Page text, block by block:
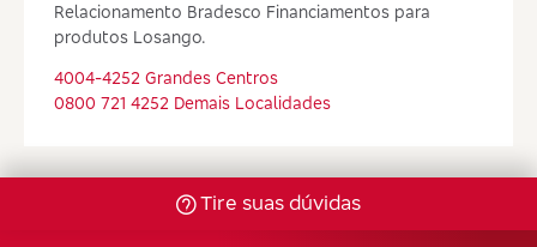
Relacionamento Bradesco Financiamentos para
produtos Losango.
4004-4252 Grandes Centros
0800 721 4252 Demais Localidades
Tire suas dúvidas